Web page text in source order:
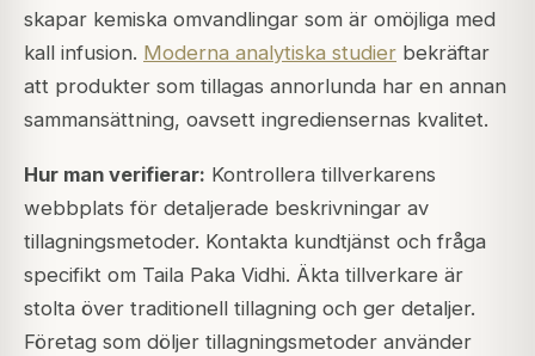
skapar kemiska omvandlingar som är omöjliga med
kall infusion. Moderna analytiska studier bekräftar
att produkter som tillagas annorlunda har en annan
sammansättning, oavsett ingrediensernas kvalitet.
Hur man verifierar: Kontrollera tillverkarens
webbplats för detaljerade beskrivningar av
tillagningsmetoder. Kontakta kundtjänst och fråga
specifikt om Taila Paka Vidhi. Äkta tillverkare är
stolta över traditionell tillagning och ger detaljer.
Företag som döljer tillagningsmetoder använder